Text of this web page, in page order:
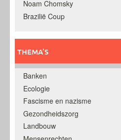
Noam Chomsky
Brazilië Coup
THEMA’S
Banken
Ecologie
Fascisme en nazisme
Gezondheidszorg
Landbouw